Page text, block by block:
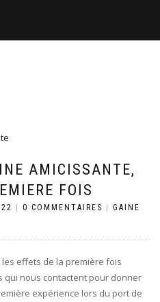
AMICISSANTE,
FOIS
0 COMMENTAIRES
GAINE
effets de la première fois
qui nous contactent pour donner
expérience lors du port de